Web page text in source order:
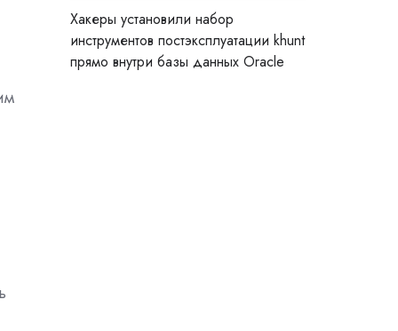
Хакеры установили набор
инструментов постэксплуатации khunt
прямо внутри базы данных Oracle